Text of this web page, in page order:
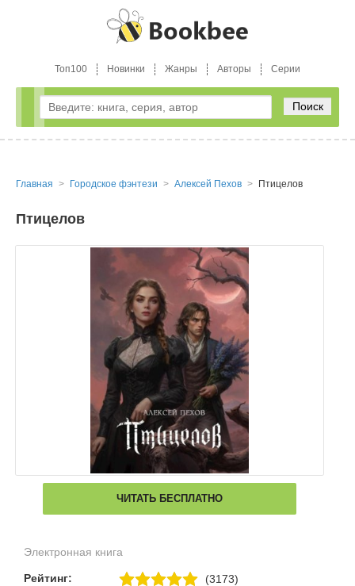
Топ100 Новинки Жанры Авторы Серии
Поиск
Главная Городское фэнтези Алексей Пехов Птицелов
Птицелов
ЧИТАТЬ БЕСПЛАТНО
Электронная книга
Рейтинг: (3173)